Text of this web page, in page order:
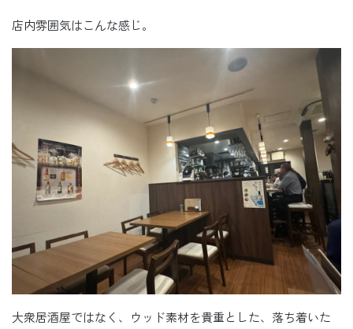
店内雰囲気はこんな感じ。
大衆居酒屋ではなく、ウッド素材を貴重とした、落ち着いた